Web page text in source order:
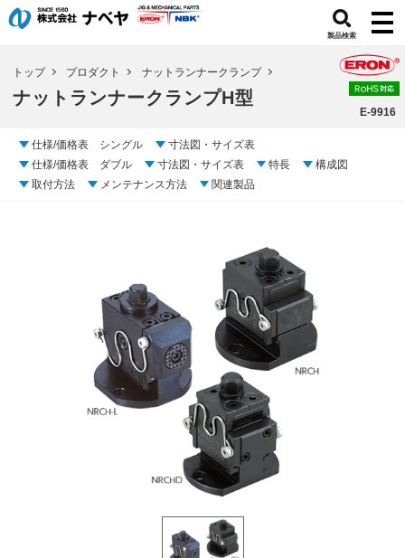
製品検索
トップ プロダクト ナットランナークランプ
ナットランナークランプH型
E-9916
仕様/価格表 シングル
寸法図・サイズ表
仕様/価格表 ダブル
寸法図・サイズ表 特長
構成図
取付方法
メンテナンス方法 関連製品